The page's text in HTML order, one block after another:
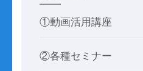
①動画活用講座
②各種セミナー